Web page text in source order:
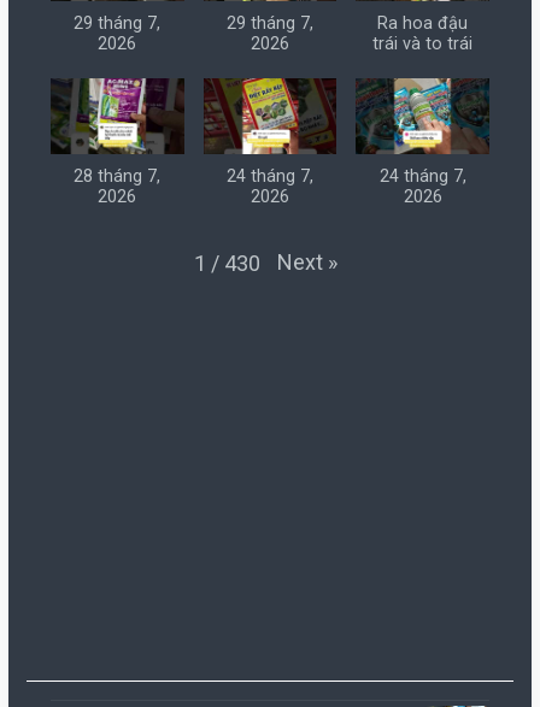
29 tháng 7,
2026
29 tháng 7,
2026
Ra hoa đậu
trái và to trái
28 tháng 7,
2026
24 tháng 7,
2026
24 tháng 7,
2026
1 / 430 Next »